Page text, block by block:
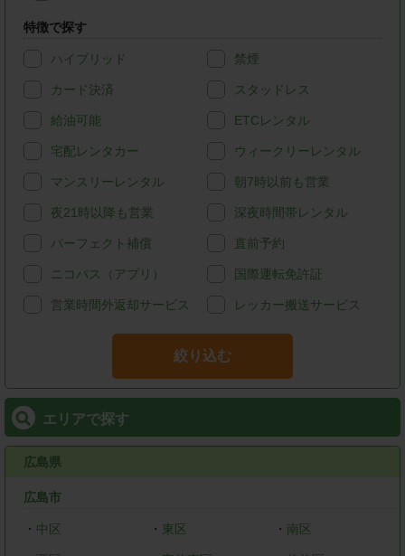
特徴で探す
ハイブリッド 禁煙
カード決済 スタッドレス
給油可能 ETCレンタル
宅配レンタカー ウィークリーレンタル
マンスリーレンタル 朝7時以前も営業
夜21時以降も営業 深夜時間帯レンタル
パーフェクト補償 直前予約
ニコパス（アプリ） 国際運転免許証
営業時間外返却サービス レッカー搬送サービス
絞り込む
エリアで探す
広島県
広島市
・ 中区 ・ 東区 ・ 南区